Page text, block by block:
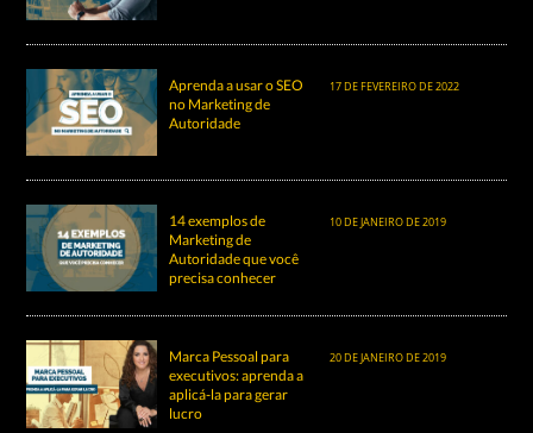
Aprenda a usar o SEO
no Marketing de
Autoridade
17 DE FEVEREIRO DE 2022
14 exemplos de
Marketing de
Autoridade que você
precisa conhecer
10 DE JANEIRO DE 2019
Marca Pessoal para
executivos: aprenda a
aplicá-la para gerar
lucro
20 DE JANEIRO DE 2019